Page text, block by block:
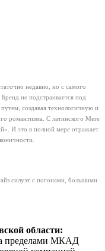
недавно, но с самого
не подстраивается под
создавая технологичную и
романтизма. С латинского Mere
И это в полной мере отражает
силуэт с погонами, большими
области:
пределами МКАД